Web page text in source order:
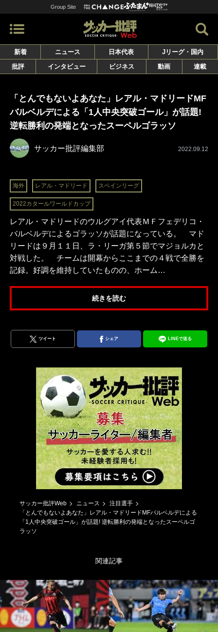
Group Site
新着 ニュース 日本代表
Jリーグ・国内
批評
インタビュー ビジネス 動画 連載
「とんでもないよあなた」レアル・マドリードMF
バルベルデによる「1人中央突破ゴール」が話題!
逆転勝利の発端となったスーペルゴラッソ
サッカー批評編集部 2022.09.12
海外 レアル・マドリード スペインリーグ
2022カタールワールドカップ
レアル・マドリードのウルグアイ代表ＭＦフェデリコ・
バルベルデによるゴラッソが話題になっている。 マド
リードは９月１１日、ラ・リーガ第５節でマジョルカと
対戦した。 チームは開幕からここまでの４戦で全勝を
記録。好調を維持していたものの、ホーム…
続きを読む
ツイート シェア LINEで送る
サッカー批評Web ニュース
注目選手
「とんでもないよあなた」レアル・マドリードMFバルベルデによる
「1人中央突破ゴール」が話題! 逆転勝利の発端となったスーペルゴ
ラッソ
関連記事